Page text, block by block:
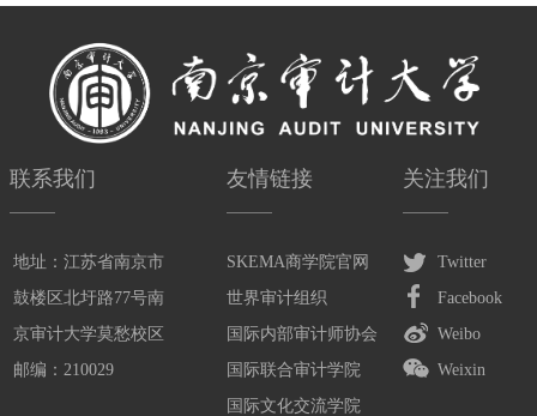
联系我们
地址：江苏省南京市
鼓楼区北圩路77号南
京审计大学莫愁校区
邮编：210029
友情链接
SKEMA商学院官网
世界审计组织
国际内部审计师协会
国际联合审计学院
国际文化交流学院
关注我们
Twitter
Facebook
Weibo
Weixin